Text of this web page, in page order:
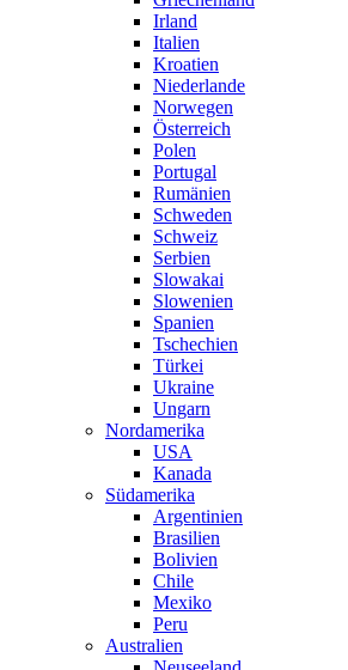
Irland
Italien
Kroatien
Niederlande
Norwegen
Österreich
Polen
Portugal
Rumänien
Schweden
Schweiz
Serbien
Slowakai
Slowenien
Spanien
Tschechien
Türkei
Ukraine
Ungarn
Nordamerika
USA
Kanada
Südamerika
Argentinien
Brasilien
Bolivien
Chile
Mexiko
Peru
Australien